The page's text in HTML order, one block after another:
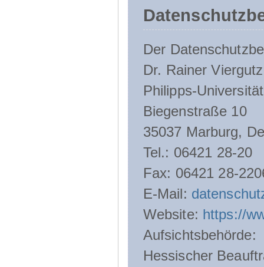
Der
Dr. Rainer Viergutz
Philipps-
Biegenstraße 10
35037 Marburg,
Tel.: 06421 28-20
Fax: 06421 28-
E-Mail:
Website: https://
Aufsichtsbehörde:
Hessischer